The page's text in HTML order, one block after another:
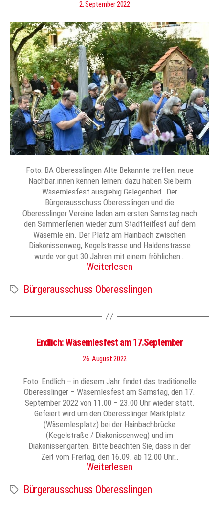
2. September 2022
Foto: BA Oberesslingen Alte Bekannte treffen, neue
Nachbar.innen kennen lernen: dazu haben Sie beim
Wäsemlesfest ausgiebig Gelegenheit. Der
Bürgerausschuss Oberesslingen und die
Oberesslinger Vereine laden am ersten Samstag nach
den Sommerferien wieder zum Stadtteilfest auf dem
Wäsemle ein. Der Platz am Hainbach zwischen
Diakonissenweg, Kegelstrasse und Haldenstrasse
wurde vor gut 30 Jahren mit einem fröhlichen…
Weiterlesen
Schlagwörter
Bürgerausschuss Oberesslingen
Endlich: Wäsemlesfest am 17.September
26. August 2022
Foto: Endlich – in diesem Jahr findet das traditionelle
Oberesslinger – Wäsemlesfest am Samstag, den 17.
September 2022 von 11.00 – 23.00 Uhr wieder statt.
Gefeiert wird um den Oberesslinger Marktplatz
(Wäsemlesplatz) bei der Hainbachbrücke
(Kegelstraße / Diakonissenweg) und im
Diakonissengarten. Bitte beachten Sie, dass in der
Zeit vom Freitag, den 16.09. ab 12.00 Uhr…
Weiterlesen
Schlagwörter
Bürgerausschuss Oberesslingen